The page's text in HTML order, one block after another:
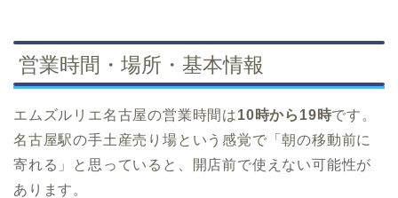
営業時間・場所・基本情報
エムズルリエ名古屋の営業時間は10時から19時です。
名古屋駅の手土産売り場という感覚で「朝の移動前に
寄れる」と思っていると、開店前で使えない可能性が
あります。